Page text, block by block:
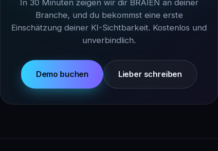
In 30 Minuten zeigen wir dir BRAIEN an deiner
Branche, und du bekommst eine erste
Einschätzung deiner KI-Sichtbarkeit. Kostenlos und
unverbindlich.
Demo buchen Lieber schreiben